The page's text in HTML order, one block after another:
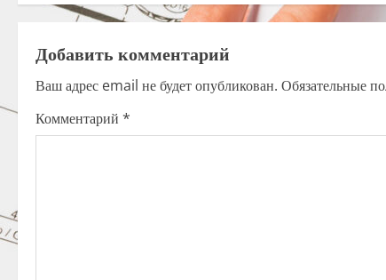
n
a
v
Добавить комментарий
Ваш адрес email не будет опубликован. Обязательные
Комментарий *